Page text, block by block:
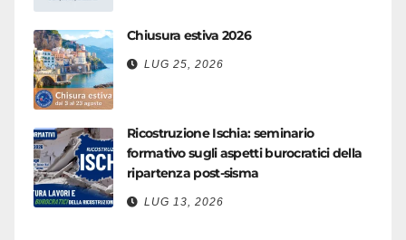
Chiusura estiva 2026
LUG 25, 2026
Ricostruzione Ischia: seminario
formativo sugli aspetti burocratici della
ripartenza post-sisma
LUG 13, 2026